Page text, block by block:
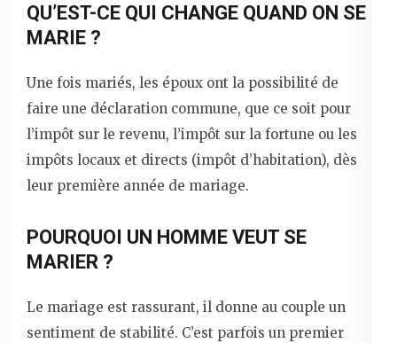
QU’EST-CE QUI CHANGE QUAND ON SE
MARIE ?
Une fois mariés, les époux ont la possibilité de
faire une déclaration commune, que ce soit pour
l’impôt sur le revenu, l’impôt sur la fortune ou les
impôts locaux et directs (impôt d’habitation), dès
leur première année de mariage.
POURQUOI UN HOMME VEUT SE
MARIER ?
Le mariage est rassurant, il donne au couple un
sentiment de stabilité. C’est parfois un premier